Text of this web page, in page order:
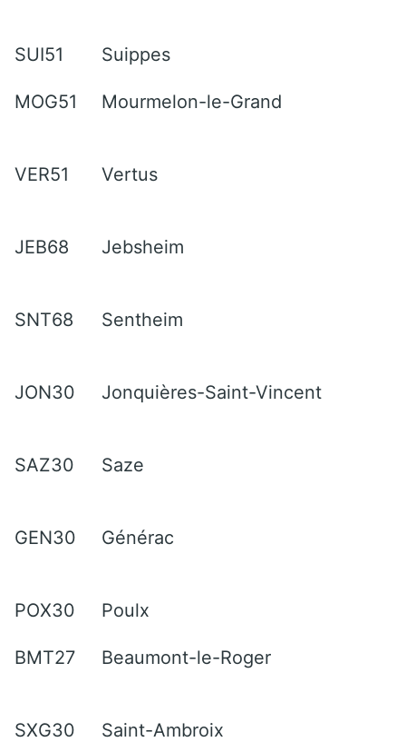
SUI51 Suippes
MOG51 Mourmelon-le-Grand
VER51 Vertus
JEB68 Jebsheim
SNT68 Sentheim
JON30 Jonquières-Saint-Vincent
SAZ30 Saze
GEN30 Générac
POX30 Poulx
BMT27 Beaumont-le-Roger
SXG30 Saint-Ambroix